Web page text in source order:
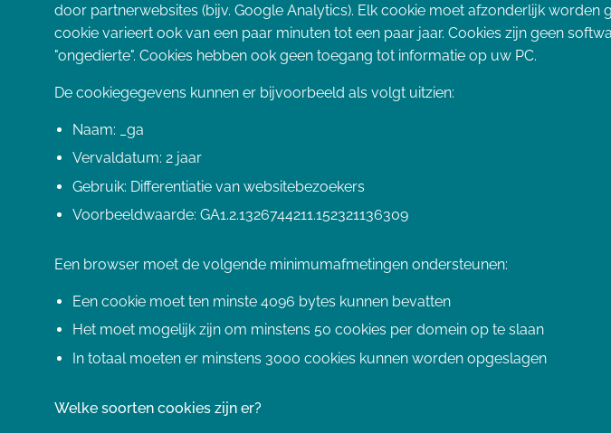
door partnerwebsites (bijv. Google Analytics). Elk cookie moet afzonderlijk
cookie varieert ook van een paar minuten tot een paar jaar. Cookies zijn geen
"ongedierte". Cookies hebben ook geen toegang tot informatie op uw PC.
De cookiegegevens kunnen er bijvoorbeeld als volgt uitzien:
Naam: _ga
Vervaldatum: 2 jaar
Gebruik: Differentiatie van websitebezoekers
Voorbeeldwaarde: GA1.2.1326744211.152321136309
Een browser moet de volgende minimumafmetingen ondersteunen:
Een cookie moet ten minste 4096 bytes kunnen bevatten
Het moet mogelijk zijn om minstens 50 cookies per domein op te slaan
In totaal moeten er minstens 3000 cookies kunnen worden opgeslagen
Welke soorten cookies zijn er?